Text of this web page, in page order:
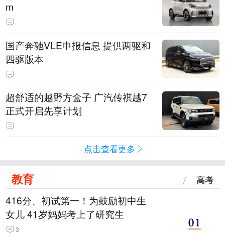
m
国产奔驰VLE申报信息 提供两驱和
四驱版本
超舒适的越野方盒子 广汽传祺越7
正式开启先享计划
点击查看更多
教育 高考
416分、初试第一！为鼓励初中生
女儿 41岁妈妈考上了研究生
3